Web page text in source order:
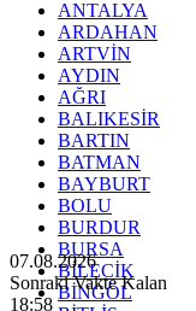
ANTALYA
ARDAHAN
ARTVİN
AYDIN
AĞRI
BALIKESİR
BARTIN
BATMAN
BAYBURT
BOLU
BURDUR
BURSA
BİLECİK
BİNGÖL
07.08.2026
Sonraki Vakte Kalan
18:56